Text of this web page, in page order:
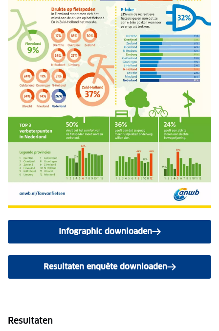
Infographic downloaden
Resultaten enquête downloaden
Resultaten